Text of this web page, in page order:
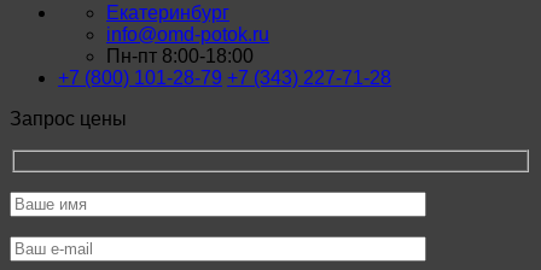
Екатеринбург
info@omd-potok.ru
Пн-пт 8:00-18:00
+7 (800) 101-28-79 +7 (343) 227-71-28
Запрос цены